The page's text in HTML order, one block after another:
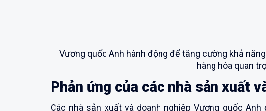
Vương quốc Anh hành động để tăng cường khả
hàng hóa quan
Phản ứng của các nhà sản xuất
Các nhà sản xuất và doanh nghiệp Vương quốc